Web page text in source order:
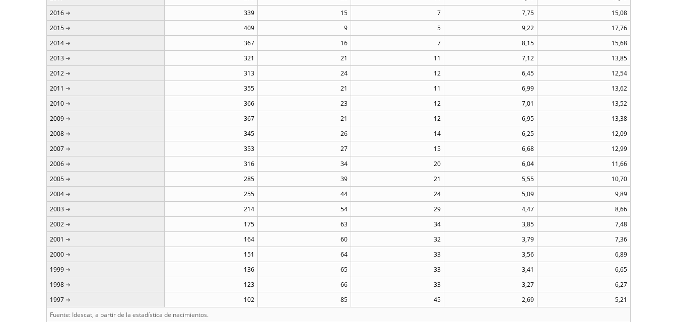
2016
339 15 7 7,75
15,08
2015
409 9 5 9,22
17,76
2014
367 16 7 8,15
15,68
2013
321 21 11 7,12
13,85
2012
313 24 12 6,45
12,54
2011
355 21 11 6,99
13,62
2010
366 23 12 7,01
13,52
2009
367 21 12 6,95
13,38
2008
345 26 14 6,25
12,09
2007
353 27 15 6,68
12,99
2006
316 34 20 6,04
11,66
2005
285 39 21 5,55
10,70
2004
255 44 24 5,09
9,89
2003
214 54 29 4,47
8,66
2002
175 63 34 3,85
7,48
2001
164 60 32 3,79
7,36
2000
151 64 33 3,56
6,89
1999
136 65 33 3,41
6,65
1998
123 66 33 3,27
6,27
1997
102 85 45 2,69
5,21
Fuente: Idescat, a partir de la estadística de nacimientos.